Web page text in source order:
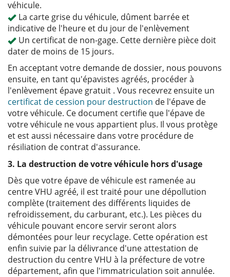
véhicule.
La carte grise du véhicule, dûment barrée et
indicative de l'heure et du jour de l'enlèvement
Un certificat de non-gage. Cette dernière pièce doit
dater de moins de 15 jours.
En acceptant votre demande de dossier, nous pouvons
ensuite, en tant qu'épavistes agréés, procéder à
l'enlèvement épave gratuit . Vous recevrez ensuite un
certificat de cession pour destruction de l'épave de
votre véhicule. Ce document certifie que l'épave de
votre véhicule ne vous appartient plus. Il vous protège
et est aussi nécessaire dans votre procédure de
résiliation de contrat d'assurance.
3. La destruction de votre véhicule hors d'usage
Dès que votre épave de véhicule est ramenée au
centre VHU agréé, il est traité pour une dépollution
complète (traitement des différents liquides de
refroidissement, du carburant, etc.). Les pièces du
véhicule pouvant encore servir seront alors
démontées pour leur recyclage. Cette opération est
enfin suivie par la délivrance d'une attestation de
destruction du centre VHU à la préfecture de votre
département, afin que l'immatriculation soit annulée.